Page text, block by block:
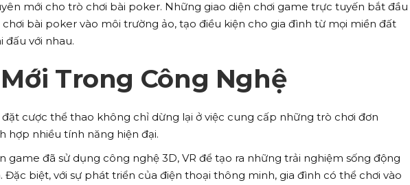
mới cho trò chơi bài poker. Những giao diện chơi game trực tuyến bắt đầu
bài poker vào môi trường ảo, tạo điều kiện cho gia đình từ mọi miền đất
đấu với nhau.
Trong Công Nghệ
đặt cược thể thao không chỉ dừng lại ở việc cung cấp những trò chơi đơn
hợp nhiều tính năng hiện đại.
game đã sử dụng công nghệ 3D, VR để tạo ra những trải nghiệm sống động
Đặc biệt, với sự phát triển của điện thoại thông minh, gia đình có thể chơi vào